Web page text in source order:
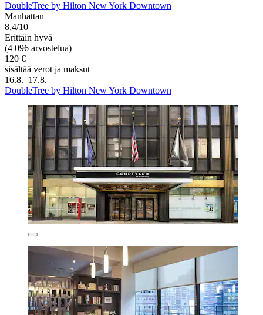
DoubleTree by Hilton New York Downtown
Manhattan
8,4/10
Erittäin hyvä
(4 096 arvostelua)
120 €
sisältää verot ja maksut
16.8.–17.8.
DoubleTree by Hilton New York Downtown